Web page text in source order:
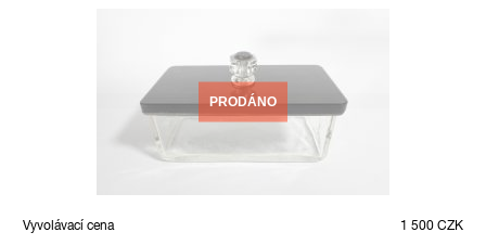
PRODÁNO
Vyvolávací cena
1 500 CZK